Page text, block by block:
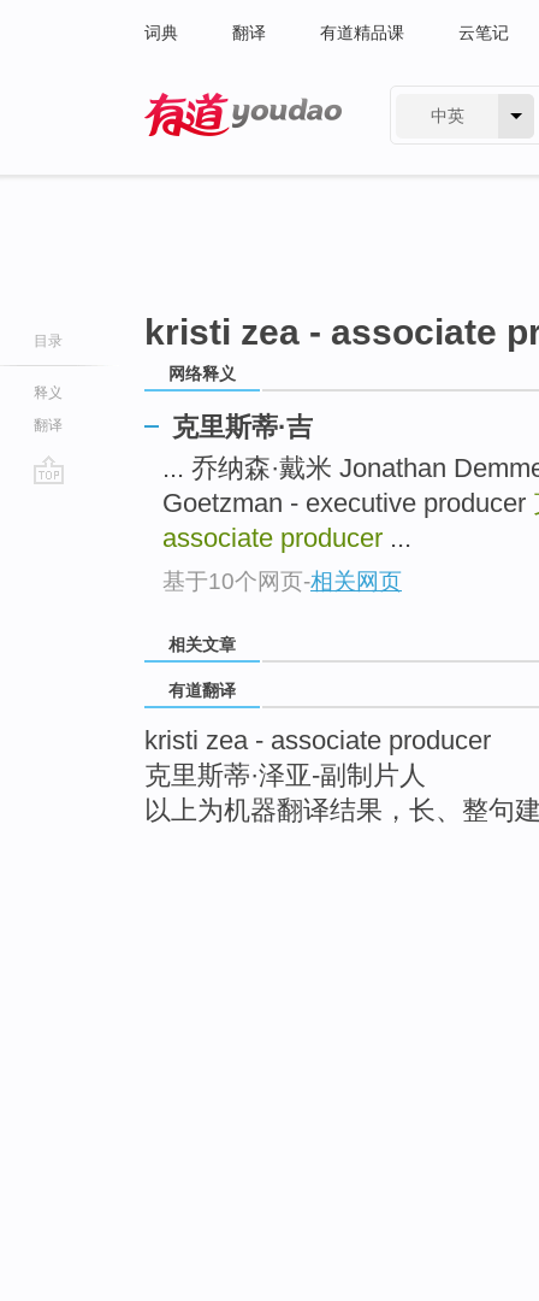
词典 翻译 有道精品课 云笔记
中英
目录
释义
翻译
kristi zea - associate
网络释义
克里斯蒂·吉
... 乔纳森·戴米 Jonathan
Goetzman - executive producer
associate producer ...
基于10个网页-相关网页
相关文章
有道翻译
kristi zea - associate producer
克里斯蒂·泽亚-副制片人
以上为机器翻译结果，长、整句